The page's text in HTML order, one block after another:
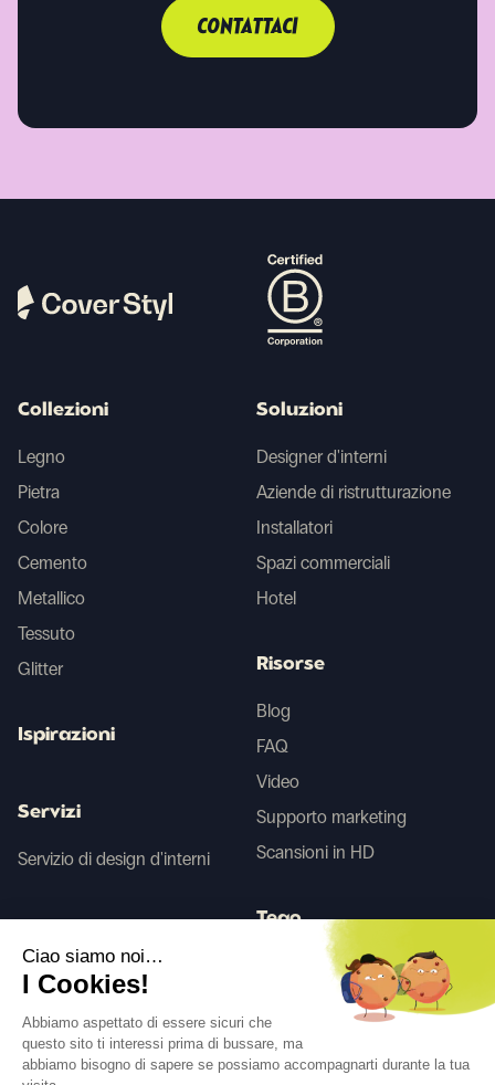
CONTATTACI
Seguici
Collezioni
Legno
Pietra
Colore
Cemento
Metallico
Tessuto
Glitter
Ispirazioni
Servizi
Servizio di design d'interni
Soluzioni
Designer d'interni
Aziende di ristrutturazione
Installatori
Spazi commerciali
Hotel
Risorse
Blog
FAQ
Video
Supporto marketing
Scansioni in HD
Tego
Prima/Dopo IA
Ciao siamo noi…
I Cookies!
Abbiamo aspettato di essere sicuri che
questo sito ti interessi prima di bussare, ma
abbiamo bisogno di sapere se possiamo accompagnarti durante la tua